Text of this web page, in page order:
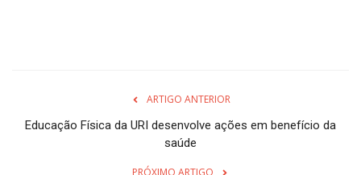
ARTIGO ANTERIOR
Educação Física da URI desenvolve ações em benefício da
saúde
PRÓXIMO ARTIGO